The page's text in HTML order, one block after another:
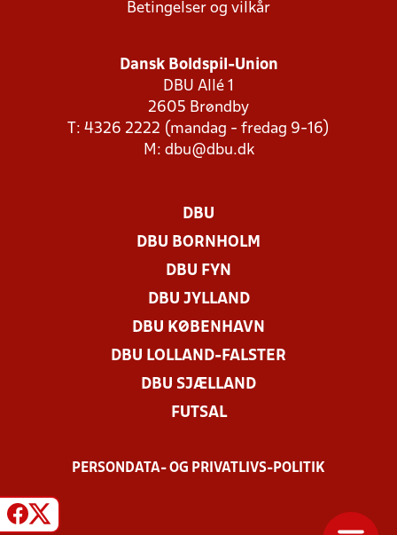
Betingelser og vilkår
Dansk Boldspil-Union
DBU Allé 1
2605 Brøndby
T: 4326 2222 (mandag - fredag 9-16)
M: dbu@dbu.dk
DBU
DBU BORNHOLM
DBU FYN
DBU JYLLAND
DBU KØBENHAVN
DBU LOLLAND-FALSTER
DBU SJÆLLAND
FUTSAL
PERSONDATA- OG PRIVATLIVS-POLITIK